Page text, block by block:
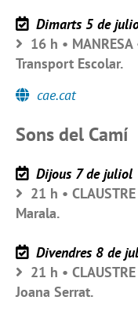
Dimarts 5 de
16 h •
Transport Escolar.
cae.cat
Sons del Camí
Dijous 7 de juliol
21 h •
Marala.
Divendres 8 de
21 h •
Joana Serrat.